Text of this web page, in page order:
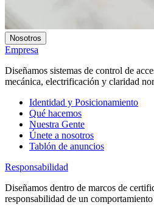
Nosotros
Empresa
Diseñamos sistemas de control de
mecánica, electrificación y claridad
Identidad y Posicionamiento
Qué hacemos
Nuestra Gente
Únete a nosotros
Tablón de anuncios
Responsabilidad
Diseñamos dentro de marcos de
responsabilidad de un